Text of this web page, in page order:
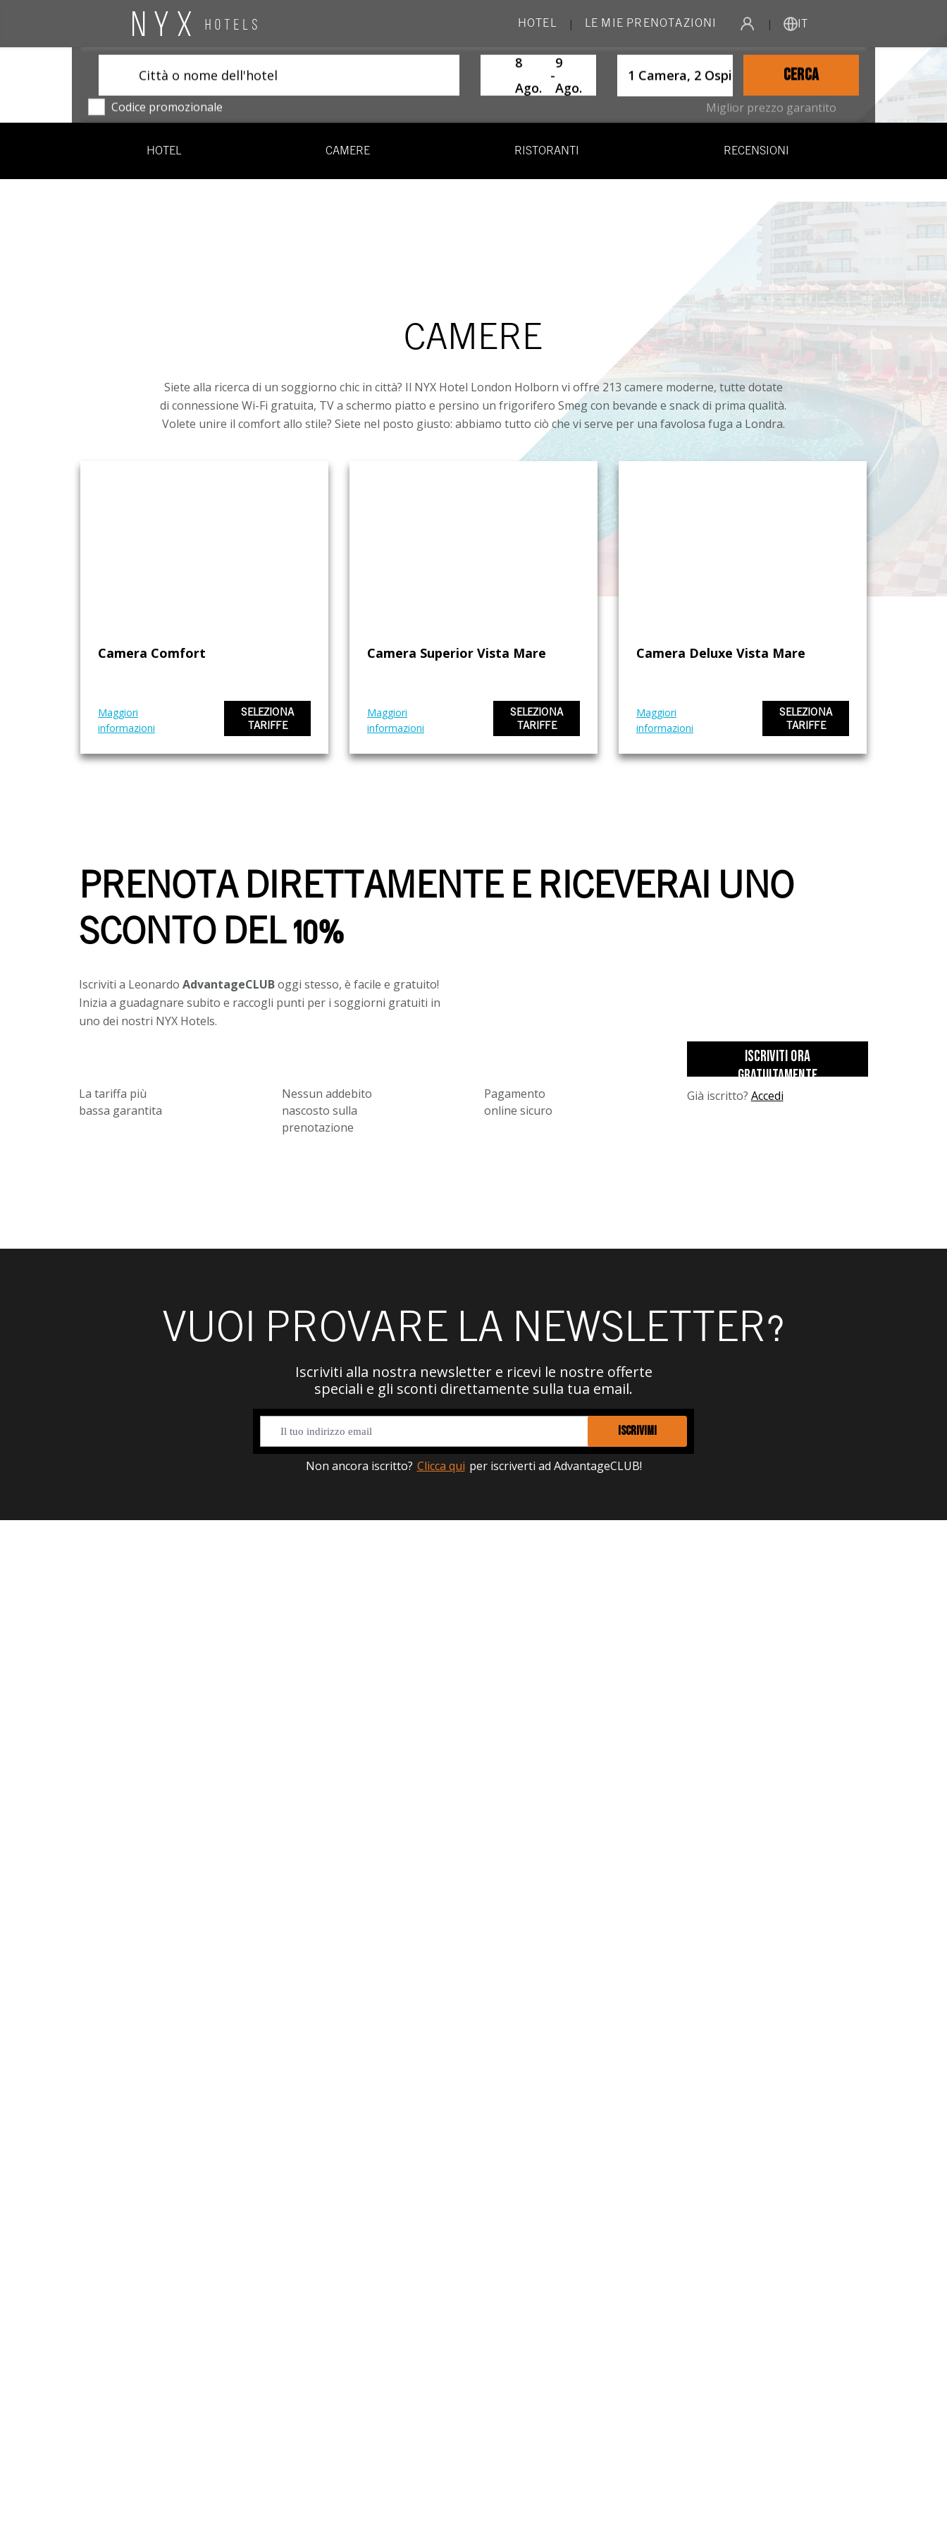
HOTEL | LE MIE PRENOTAZIONI | IT
SelectDate
8
Ago.
-
9
Ago.
1 Camera, 2 Ospiti
Codice promozionale
CERCA
Miglior prezzo garantito
HOTEL CAMERE RISTORANTI RECENSIONI
CAMERE
Siete alla ricerca di un soggiorno chic in città? Il NYX Hotel London Holborn vi offre 213 camere moderne, tutte dotate
di connessione Wi-Fi gratuita, TV a schermo piatto e persino un frigorifero Smeg con bevande e snack di prima qualità.
Volete unire il comfort allo stile? Siete nel posto giusto: abbiamo tutto ciò che vi serve per una favolosa fuga a Londra.
Camera Comfort
Maggiori
informazioni
SELEZIONA
TARIFFE
Camera Superior Vista Mare
Maggiori
informazioni
SELEZIONA
TARIFFE
Camera Deluxe Vista Mare
Maggiori
informazioni
SELEZIONA
TARIFFE
PRENOTA DIRETTAMENTE E RICEVERAI UNO
SCONTO DEL 10%
Iscriviti a Leonardo AdvantageCLUBoggi stesso, è facile e gratuito!
Inizia a guadagnare subito e raccogli punti per i soggiorni gratuiti in
uno dei nostri NYX Hotels.
La tariffa più
bassa garantita
Nessun addebito
nascosto sulla
prenotazione
Pagamento
online sicuro
ISCRIVITI ORA
GRATUITAMENTE
Già iscritto? Accedi
VUOI PROVARE LA NEWSLETTER?
Iscriviti alla nostra newsletter e ricevi le nostre offerte
speciali e gli sconti direttamente sulla tua email.
ISCRIVIMI
Non ancora iscritto? Clicca qui per iscriverti ad AdvantageCLUB!